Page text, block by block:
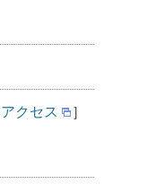
アクセス ］